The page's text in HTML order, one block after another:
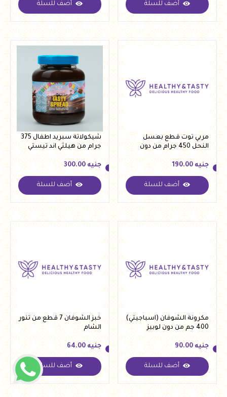
جنيه
أضف للسلة
جنيه
أضف للسلة
مربي توت قطع بعسل
النحل 450 جرام من دون
لوبيز
جنيه
جنيه 190.00
أضف للسلة
شيكولاتة سبريد اطفال 375
جرام من هيلثي اند تيستي
جنيه
جنيه 300.00
أضف للسلة
مكرونة الشوفان (اسباجيتي)
400 جم من دون لوبيز
جنيه
جنيه 90.00
أضف للسلة
خبز الشوفان 7 قطع من تنور
الشام
جنيه
جنيه 64.00
أضف للسلة